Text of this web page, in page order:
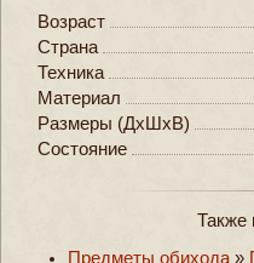
Возраст
Страна
Техника
Материал
Размеры (ДxШxВ)
Состояние
Также
Предметы обихода »